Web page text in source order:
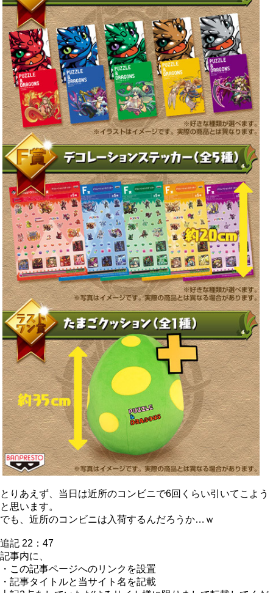
とりあえず、当日は近所のコンビニで6回くらい引いてこよう
と思います。
でも、近所のコンビニは入荷するんだろうか…ｗ
追記 22：47
記事内に、
・この記事ページへのリンクを設置
・記事タイトルと当サイト名を記載